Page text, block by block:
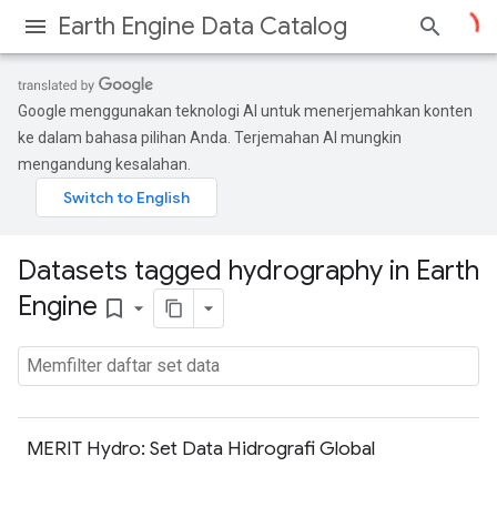
Earth Engine Data Catalog
Google menggunakan teknologi AI untuk menerjemahkan konten
ke dalam bahasa pilihan Anda. Terjemahan AI mungkin
mengandung kesalahan.
Datasets tagged hydrography in Earth
Engine bookmark_border
MERIT Hydro: Set Data Hidrografi Global